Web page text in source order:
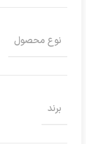
نوع محصول
برند